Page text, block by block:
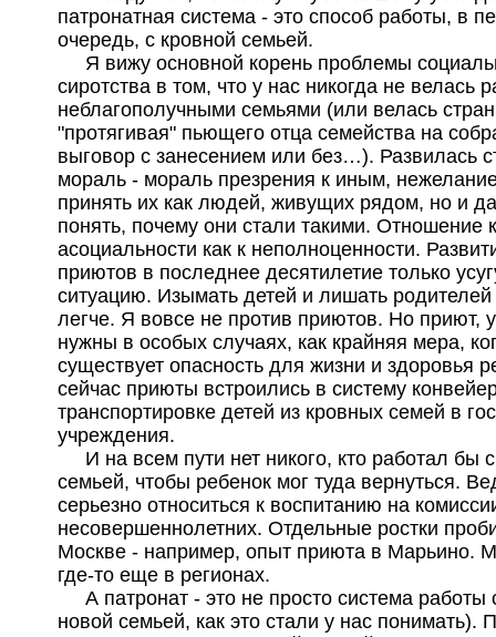
патронатная система - это способ работы, в
очередь, с кровной семьей.
Я вижу основной корень проблемы
сиротства в том, что у нас никогда не велась
неблагополучными семьями (или велась
"протягивая" пьющего отца семейства на
выговор с занесением или без…). Развилась
мораль - мораль презрения к иным,
принять их как людей, живущих рядом, но и
понять, почему они стали такими. Отношение к
асоциальности как к неполноценности.
приютов в последнее десятилетие только
ситуацию. Изымать детей и лишать родителей
легче. Я вовсе не против приютов. Но приют,
нужны в особых случаях, как крайняя мера,
существует опасность для жизни и здоровья
сейчас приюты встроились в систему
транспортировке детей из кровных семей в
учреждения.
И на всем пути нет никого, кто работал бы
семьей, чтобы ребенок мог туда вернуться.
серьезно относиться к воспитанию на
несовершеннолетних. Отдельные ростки
Москве - например, опыт приюта в Марьино.
где-то еще в регионах.
А патронат - это не просто система работы
новой семьей, как это стали у нас понимать).